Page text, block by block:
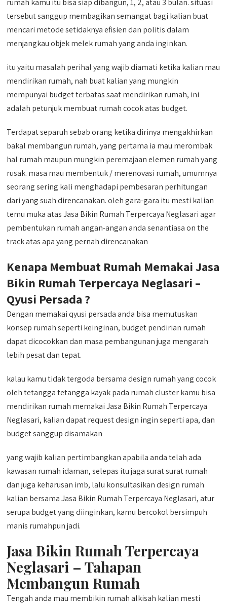
rumah kamu itu bisa siap dibangun, 1, 2, atau 3 bulan. situasi
tersebut sanggup membagikan semangat bagi kalian buat
mencari metode setidaknya efisien dan politis dalam
menjangkau objek melek rumah yang anda inginkan.
itu yaitu masalah perihal yang wajib diamati ketika kalian mau
mendirikan rumah, nah buat kalian yang mungkin
mempunyai budget terbatas saat mendirikan rumah, ini
adalah petunjuk membuat rumah cocok atas budget.
Terdapat separuh sebab orang ketika dirinya mengakhirkan
bakal membangun rumah, yang pertama ia mau merombak
hal rumah maupun mungkin peremajaan elemen rumah yang
rusak. masa mau membentuk / merenovasi rumah, umumnya
seorang sering kali menghadapi pembesaran perhitungan
dari yang suah direncanakan. oleh gara-gara itu mesti kalian
temu muka atas Jasa Bikin Rumah Terpercaya Neglasari agar
pembentukan rumah angan-angan anda senantiasa on the
track atas apa yang pernah direncanakan
Kenapa Membuat Rumah Memakai Jasa
Bikin Rumah Terpercaya Neglasari –
Qyusi Persada ?
Dengan memakai qyusi persada anda bisa memutuskan
konsep rumah seperti keinginan, budget pendirian rumah
dapat dicocokkan dan masa pembangunan juga mengarah
lebih pesat dan tepat.
kalau kamu tidak tergoda bersama design rumah yang cocok
oleh tetangga tetangga kayak pada rumah cluster kamu bisa
mendirikan rumah memakai Jasa Bikin Rumah Terpercaya
Neglasari, kalian dapat request design ingin seperti apa, dan
budget sanggup disamakan
yang wajib kalian pertimbangkan apabila anda telah ada
kawasan rumah idaman, selepas itu jaga surat surat rumah
dan juga keharusan imb, lalu konsultasikan design rumah
kalian bersama Jasa Bikin Rumah Terpercaya Neglasari, atur
serupa budget yang diinginkan, kamu bercokol bersimpuh
manis rumahpun jadi.
Jasa Bikin Rumah Terpercaya
Neglasari – Tahapan
Membangun Rumah
Tengah anda mau membikin rumah alkisah kalian mesti